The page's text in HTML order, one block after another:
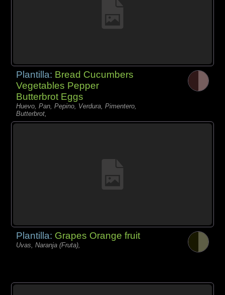
Plantilla: Bread Cucumbers
Vegetables Pepper
Butterbrot Eggs
Huevo, Pan, Pepino, Verdura, Pimentero,
Butterbrot,
Plantilla: Grapes Orange fruit
Uvas, Naranja (Fruta),